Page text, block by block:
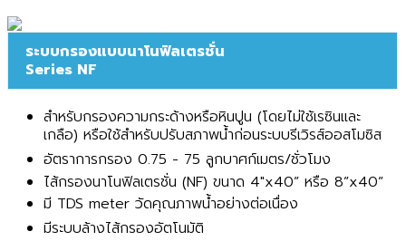
ระบบกรองแบบนาโนฟิลเตรชั่น
Series NF
สำหรับกรองความกระด้างหรือหินปูน (โดยไม่ใช้เรซินและ
เกลือ) หรือใช้สำหรับปรับสภาพน้ำก่อนระบบรีเวิรส์ออสโมซิส
อัตราการกรอง 0.75 - 75 ลูกบาศก์เมตร/ชั่วโมง
ไส้กรองนาโนฟิลเตรชั่น (NF) ขนาด 4"x40” หรือ 8”x40”
มี TDS meter วัดคุณภาพน้ำอย่างต่อเนื่อง
มีระบบล้างไส้กรองอัตโนมัติ